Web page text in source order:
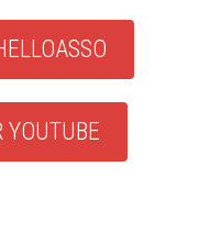
YOUTUBE